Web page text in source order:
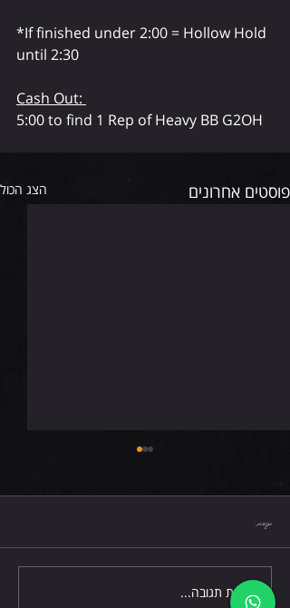
*If finished under 2:00 = Hollow Hold
until 2:30
Cash Out:
5:00 to find 1 Rep of Heavy BB G2OH
פוסטים אחרונים הצג הכול
תגובות
כתיבת תגובה...